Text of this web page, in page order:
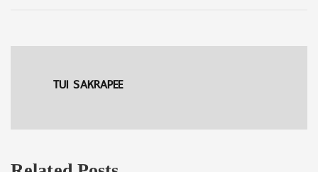
TUI SAKRAPEE